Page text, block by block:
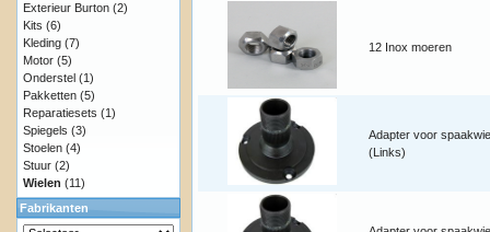
12 Inox moeren
Adapter voor
(Links)
Exterieur Burton (2)
Kits (6)
Kleding (7)
Motor (5)
Onderstel (1)
Pakketten (5)
Reparatiesets (1)
Spiegels (3)
Stoelen (4)
Stuur (2)
Wielen (11)
Fabrikanten